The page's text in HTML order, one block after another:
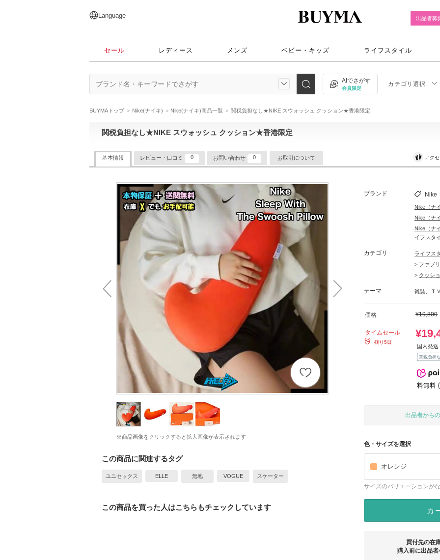
日本語
English
简体中文
繁體中文
Language 出品者募
セール レディース メンズ ベビー・キッズ ライフスタイル
AIでさがす
会員限定
カテゴリ選択
BUYMAトップ Nike(ナイキ) Nike(ナイキ)商品一覧 関税負担なし★NIKE スウォッシュ クッション★香港限定
関税負担なし★NIKE スウォッシュ クッション★香港限定
基本情報 レビュー・口コミ 0 お問い合わせ 0 お取引について アク
※商品画像をクリックすると拡大画像が表示されます
この商品に関連するタグ
ユニセックス ELLE 無地 VOGUE スケーター
この商品を買った人はこちらもチェックしています
ブランド Nike
Nike（ナ
Nike（ナ
Nike（ナ
イフスタ
カテゴリ
ライフス
> ファブ
> クッシ
テーマ 雑誌、Ｔ
価格 ¥19,800
タイムセール
残り5日
国内発
関税負担な
料無料
出品者からの
色・サイズを選択
オレンジ
サイズのバリエーションが
カ
買付先の在
購入前に出品者